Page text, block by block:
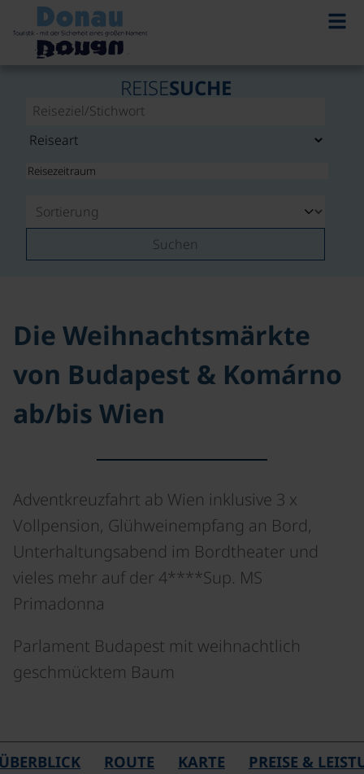
REISESUCHE
Suchen
Die Weihnachtsmärkte
von Budapest & Komárno
ab/bis Wien
Adventkreuzfahrt ab Wien inklusive 3 x
Vollpension, Glühweinempfang an Bord,
Unterhaltungsabend im Bordtheater und
vieles mehr auf der 4****Sup. MS
Primadonna
Parlament Budapest mit weihnachtlich
geschmücktem Baum
ROUTE KARTE PREISE &